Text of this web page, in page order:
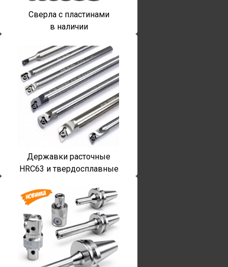
Сверла с пластинами
в наличии
Державки расточные
HRC63 и твердосплавные